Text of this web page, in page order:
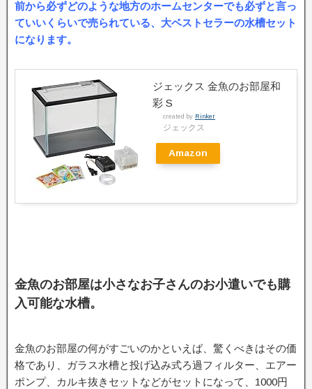
前から必ずどのような地方のホームセンターでも必ずと言っ
ていいくらいで売られている、大ベストセラーの水槽セット
になります。
ジェックス 金魚のお部屋和
彩 S
created by Rinker
ジェックス
Amazon
金魚のお部屋は小さなお子さんのお小遣いでも購
入可能な水槽。
金魚のお部屋の何がすごいのかといえば、驚くべきはその価
格であり、ガラス水槽と投げ込み式ろ過フィルター、エアー
ポンプ、カルキ抜きセットなどがセットになって、1000円